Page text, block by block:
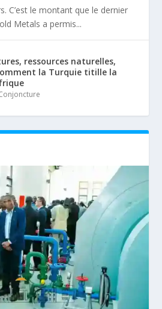
C’est le montant que le dernier
Metals a permis...
ressources naturelles,
la Turquie titille la